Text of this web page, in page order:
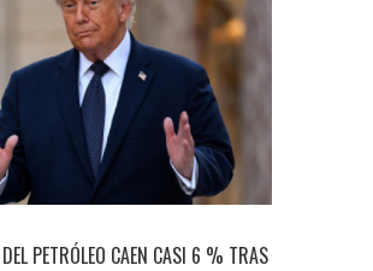
PETRÓLEO CAEN CASI 6 % TRAS